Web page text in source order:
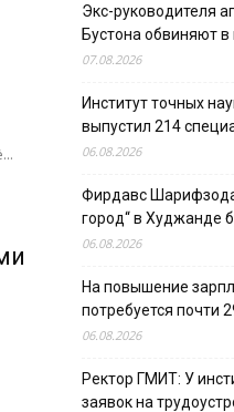
Экс-руководителя
Бустона обвиняют в
07.08.2026
Институт точных
выпустил 214
06.08.2026
Фирдавс
город“ в Худжанде
06.08.2026
На повышение
потребуется почти
06.08.2026
Ректор ГМИТ: У
заявок на